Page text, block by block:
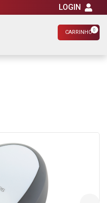
CARRINHO 0
LOGIN